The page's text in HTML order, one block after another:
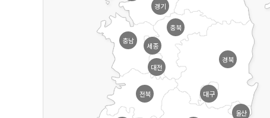
경기
충북
충남
세종
대전
경북
대구
전북
울산